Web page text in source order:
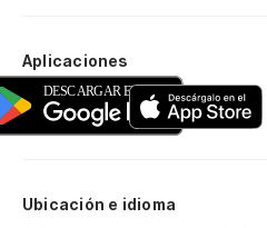
Aplicaciones
Ubicación e idioma